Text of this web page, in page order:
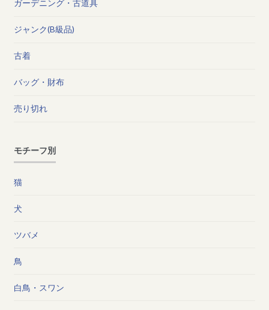
ガーデニング・古道具
ジャンク(B級品)
古着
バッグ・財布
売り切れ
モチーフ別
猫
犬
ツバメ
鳥
白鳥・スワン